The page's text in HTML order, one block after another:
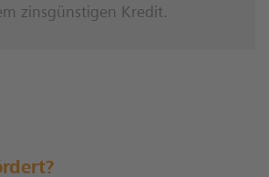
zinsgünstigen Kredit.